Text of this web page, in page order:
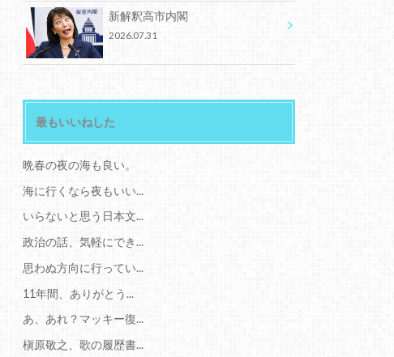
新解釈高市内閣
2026.07.31
最もいいねした
晩春の夜の海も良い。
海に行くなら夜もいい...
いらないと思う日本文...
政治の話、気軽にでき...
思わぬ方向に行ってい...
11年間、ありがとう...
あ、あれ？マッキー復...
槇原敬之、歌の履歴書...